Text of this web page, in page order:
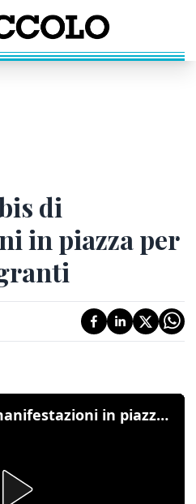
di
in piazza per
Cervignano, bis di manifestazioni in piazza per e contro i migranti